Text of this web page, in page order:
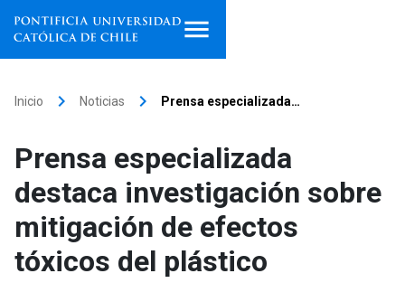
Facultades, escuelas e
institutos
Investigación
Inicio keyboard_arrow_right Noticias keyboard_arrow_right Prensa especializada…
Prensa especializada
destaca investigación sobre
mitigación de efectos
tóxicos del plástico